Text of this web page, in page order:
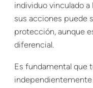
individuo vinculado
sus acciones puede
protección, aunque
diferencial.
Es fundamental que